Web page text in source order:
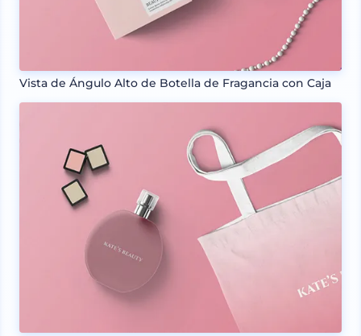
Vista de Ángulo Alto de Botella de Fragancia con Caja